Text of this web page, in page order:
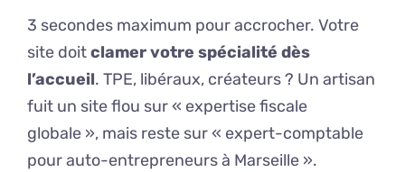
3 secondes maximum pour accrocher. Votre
site doitclamer votre spécialité dès
l’accueil. TPE, libéraux, créateurs ? Un artisan
fuit un site flou sur « expertise fiscale
globale », mais reste sur « expert-comptable
pour auto-entrepreneurs à Marseille ».